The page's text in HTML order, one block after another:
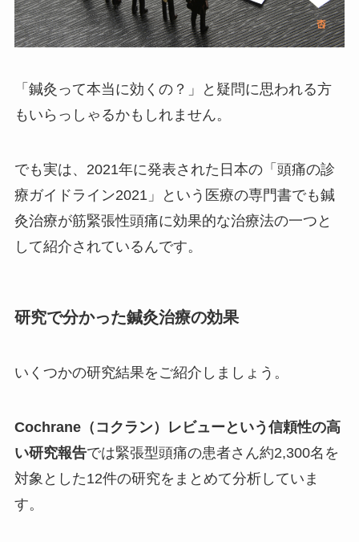
「鍼灸って本当に効くの？」と疑問に思われる方
もいらっしゃるかもしれません。
でも実は、2021年に発表された日本の「頭痛の診
療ガイドライン2021」という医療の専門書でも鍼
灸治療が筋緊張性頭痛に効果的な治療法の一つと
して紹介されているんです。
研究で分かった鍼灸治療の効果
いくつかの研究結果をご紹介しましょう。
Cochrane（コクラン）レビューという信頼性の高
い研究報告では緊張型頭痛の患者さん約2,300名を
対象とした12件の研究をまとめて分析していま
す。